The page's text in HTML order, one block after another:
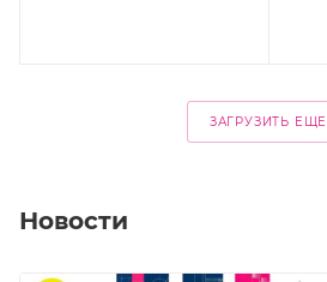
ЗАГРУЗИТЬ ЕЩЕ
Новости